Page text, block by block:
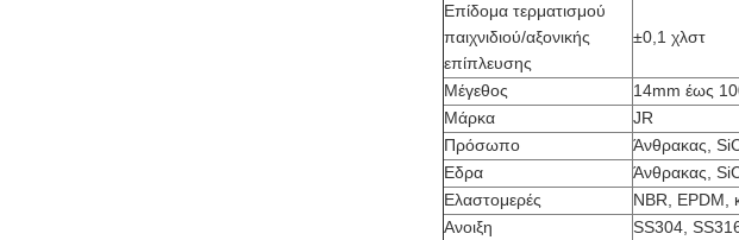
Επίδομα τερματισμού
παιχνιδιού/αξονικής
επίπλευσης
±0,1 χλστ
Μέγεθος
14mm έως
Μάρκα
JR
Πρόσωπο
Άνθρακας,
Εδρα
Άνθρακας,
Ελαστομερές
NBR, EPDM,
Ανοιξη
SS304,